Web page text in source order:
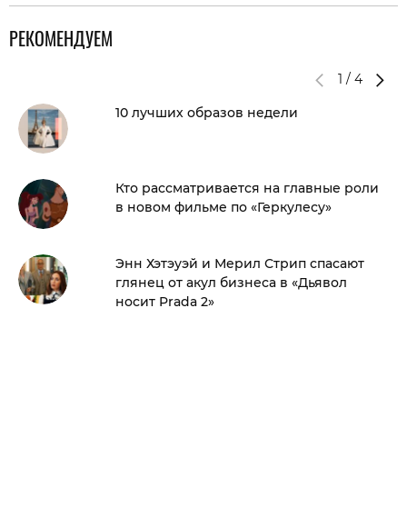
РЕКОМЕНДУЕМ
1 / 4
10 лучших образов недели
Кто рассматривается на главные роли
в новом фильме по «Геркулесу»
Энн Хэтэуэй и Мерил Стрип спасают
глянец от акул бизнеса в «Дьявол
носит Prada 2»